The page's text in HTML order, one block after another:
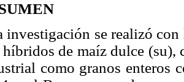
investigación se realizó
híbridos de maíz dulce (su),
como granos enteros